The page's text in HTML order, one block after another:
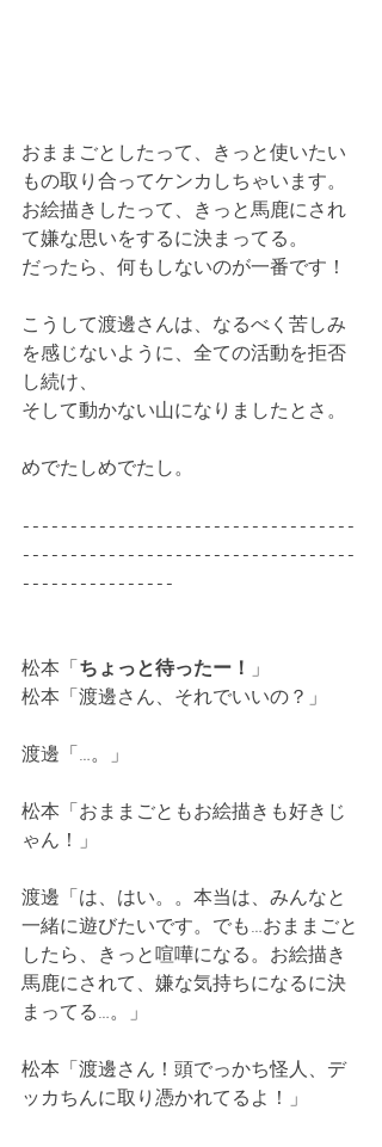
おままごとしたって、きっと使いたい
もの取り合ってケンカしちゃいます。
お絵描きしたって、きっと馬鹿にされ
て嫌な思いをするに決まってる。
だったら、何もしないのが一番です！
こうして渡邊さんは、なるべく苦しみ
を感じないように、全ての活動を拒否
し続け、
そして動かない山になりましたとさ。
めでたしめでたし。
-----------------------------------
-----------------------------------
----------------
松本「ちょっと待ったー！ 」
松本「渡邊さん、それでいいの？」
渡邊「…。」
松本「おままごともお絵描きも好きじ
ゃん！」
渡邊「は、はい。。本当は、みんなと
一緒に遊びたいです。でも…おままごと
したら、きっと喧嘩になる。お絵描き
馬鹿にされて、嫌な気持ちになるに決
まってる…。」
松本「渡邊さん！頭でっかち怪人、デ
ッカちんに取り憑かれてるよ！」